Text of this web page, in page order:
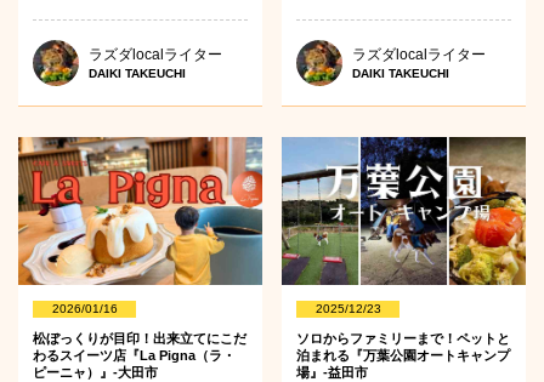
ラズダlocalライター
DAIKI TAKEUCHI
ラズダlocalライター
DAIKI TAKEUCHI
2026/01/16
松ぼっくりが目印！出来立てにこだ
わるスイーツ店『La Pigna（ラ・
ピーニャ）』-大田市
2025/12/23
ソロからファミリーまで！ペットと
泊まれる『万葉公園オートキャンプ
場』-益田市